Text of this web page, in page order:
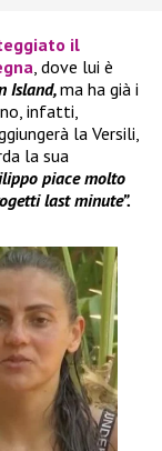
il
, dove lui è
Island,ma ha già i
infatti,
la Versili,
la sua
piace molto
last minute”.